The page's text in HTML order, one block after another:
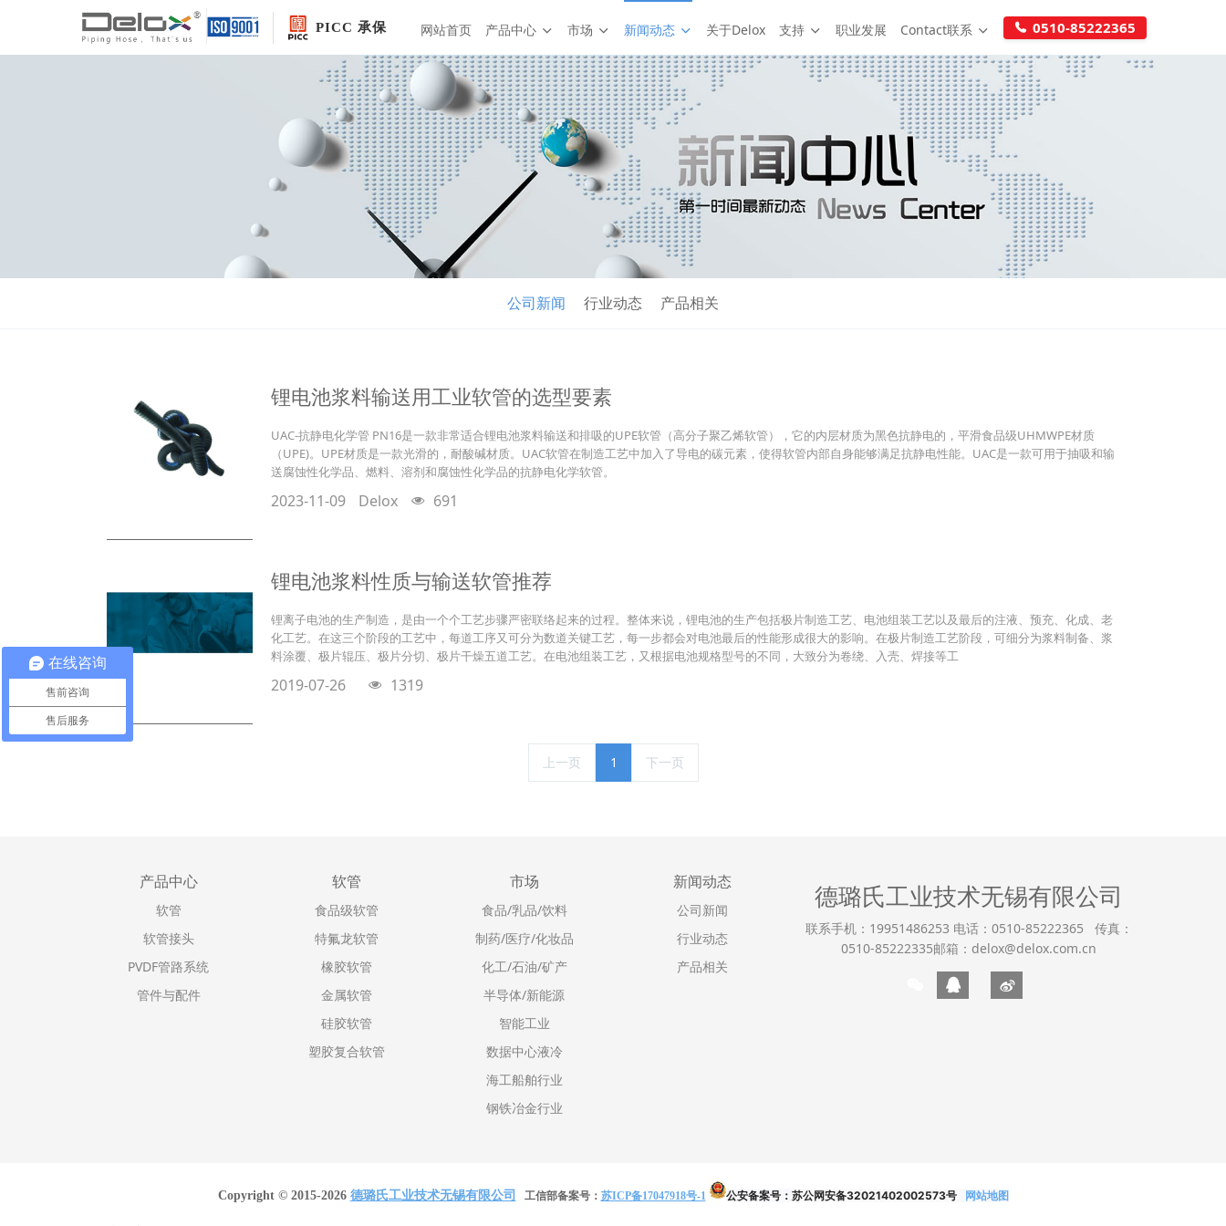
PICC 承保 网站首页 产品中心 市场 新闻动态 关于Delox 支持 职业发展 Contact联系 0510-85222365
公司新闻 行业动态 产品相关
锂电池浆料输送用工业软管的选型要素
UAC-抗静电化学管 PN16是一款非常适合锂电池浆料输送和排吸的UPE软管（高分子聚乙烯软管），它的内层材质为黑色抗静电的，平滑食品级UHMWPE材质
（UPE)。UPE材质是一款光滑的，耐酸碱材质。UAC软管在制造工艺中加入了导电的碳元素，使得软管内部自身能够满足抗静电性能。UAC是一款可用于抽吸和输
送腐蚀性化学品、燃料、溶剂和腐蚀性化学品的抗静电化学软管。
2023-11-09 Delox 691
锂电池浆料性质与输送软管推荐
锂离子电池的生产制造，是由一个个工艺步骤严密联络起来的过程。整体来说，锂电池的生产包括极片制造工艺、电池组装工艺以及最后的注液、预充、化成、老
化工艺。在这三个阶段的工艺中，每道工序又可分为数道关键工艺，每一步都会对电池最后的性能形成很大的影响。在极片制造工艺阶段，可细分为浆料制备、浆
料涂覆、极片辊压、极片分切、极片干燥五道工艺。在电池组装工艺，又根据电池规格型号的不同，大致分为卷绕、入壳、焊接等工
2019-07-26 1319
上一页 1 下一页
产品中心
软管
软管接头
PVDF管路系统
管件与配件
软管
食品级软管
特氟龙软管
橡胶软管
金属软管
硅胶软管
塑胶复合软管
市场
食品/乳品/饮料
制药/医疗/化妆品
化工/石油/矿产
半导体/新能源
智能工业
数据中心液冷
海工船舶行业
钢铁冶金行业
新闻动态
公司新闻
行业动态
产品相关
德璐氏工业技术无锡有限公司
联系手机：19951486253 电话：0510-85222365 传真：
0510-85222335邮箱：delox@delox.com.cn
Copyright © 2015-2026 德璐氏工业技术无锡有限公司 工信部备案号： 苏ICP备17047918号-1 公安备案号： 苏公网安备32021402002573号 网站地图
在线咨询
售前咨询
售后服务